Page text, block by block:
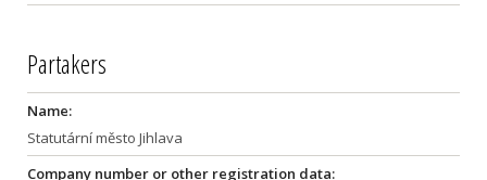
Partakers
Name:
Statutární město Jihlava
Company number or other registration data: